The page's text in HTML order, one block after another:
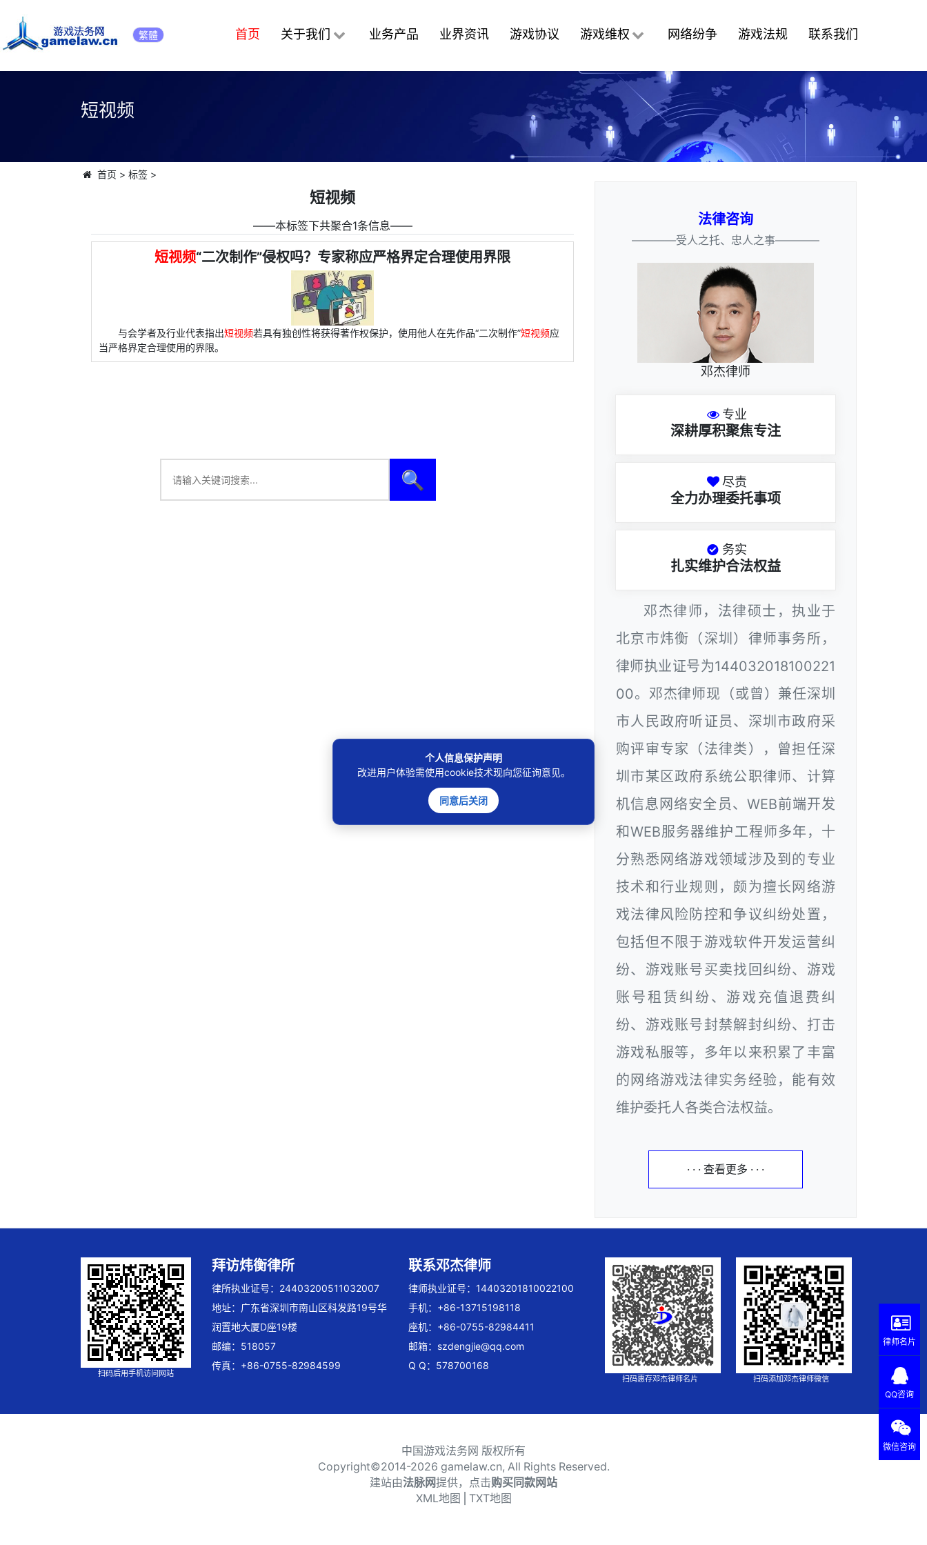
繁體 首页 关于我们 业务产品 业界资讯 游戏协议 游戏维权 网络纷争 游戏法规 联系我们
短视频
首页 > 标签>
短视频
――本标签下共聚合1条信息――
短视频“二次制作”侵权吗？专家称应严格界定合理使用界限
与会学者及行业代表指出短视频若具有独创性将获得著作权保护，使用他人在先作品“二次制作”短视频应
当严格界定合理使用的界限。
🔍
法律咨询
————受人之托、忠人之事————
邓杰律师
专业
深耕厚积聚焦专注
尽责
全力办理委托事项
务实
扎实维护合法权益
邓杰律师，法律硕士，执业于
北京市炜衡（深圳）律师事务所，
律师执业证号为144032018100221
00。邓杰律师现（或曾）兼任深圳
市人民政府听证员、深圳市政府采
购评审专家（法律类），曾担任深
圳市某区政府系统公职律师、计算
机信息网络安全员、WEB前端开发
和WEB服务器维护工程师多年，十
分熟悉网络游戏领域涉及到的专业
技术和行业规则，颇为擅长网络游
戏法律风险防控和争议纠纷处置，
包括但不限于游戏软件开发运营纠
纷、游戏账号买卖找回纠纷、游戏
账号租赁纠纷、游戏充值退费纠
纷、游戏账号封禁解封纠纷、打击
游戏私服等，多年以来积累了丰富
的网络游戏法律实务经验，能有效
维护委托人各类合法权益。
· · · 查看更多 · · ·
扫码后用手机访问网站
拜访炜衡律所
律所执业证号：24403200511032007
地址：广东省深圳市南山区科发路19号华
润置地大厦D座19楼
邮编：518057
传真：+86-0755-82984599
联系邓杰律师
律师执业证号：14403201810022100
手机：+86-13715198118
座机：+86-0755-82984411
邮箱： szdengjie@qq.com
Q Q：578700168
扫码惠存邓杰律师名片 扫码添加邓杰律师微信
中国游戏法务网 版权所有
Copyright©2014-2026 gamelaw.cn, All Rights Reserved.
建站由法脉网提供，点击购买同款网站
个人信息保护声明
改进用户体验需使用cookie技术现向您征询意见。
同意后关闭
XML地图 TXT地图
律师名片
QQ咨询
微信咨询